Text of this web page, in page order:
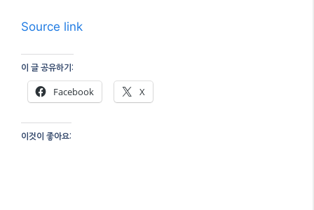
Source link
이 글 공유하기:
Facebook X
이것이 좋아요: